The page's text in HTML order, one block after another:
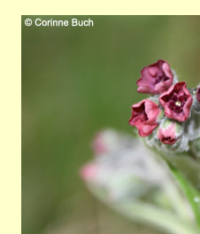
Bild